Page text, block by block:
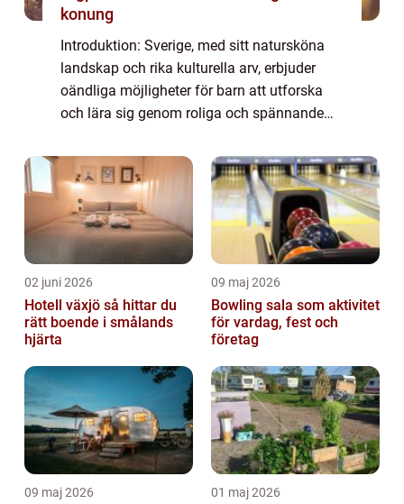
konung
Introduktion: Sverige, med sitt natursköna
landskap och rika kulturella arv, erbjuder
oändliga möjligheter för barn att utforska
och lära sig genom roliga och spännande
till naturreservat och historiska plat...
02 juni 2026
Hotell växjö så hittar du
rätt boende i smålands
hjärta
09 maj 2026
Bowling sala som aktivitet
för vardag, fest och
företag
09 maj 2026 01 maj 2026